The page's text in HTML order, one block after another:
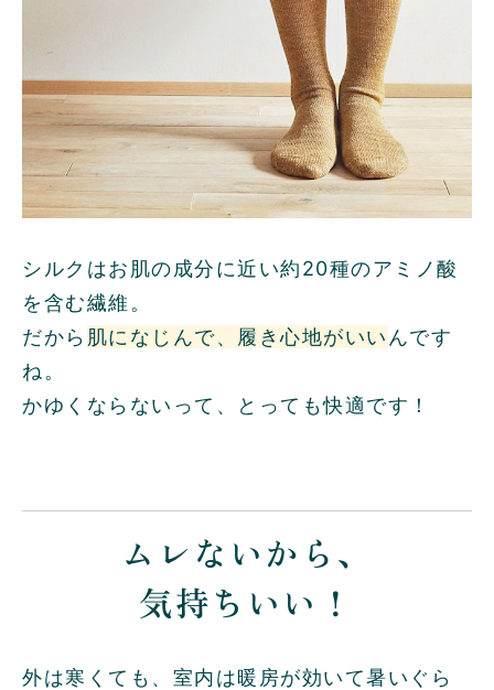
シルクはお肌の成分に近い約20種のアミノ酸
を含む繊維。
だから 肌になじんで、履き心地がいい んです
ね。
かゆくならないって、とっても快適です！
ムレないから、
気持ちいい！
外は寒くても、室内は暖房が効いて暑いぐら